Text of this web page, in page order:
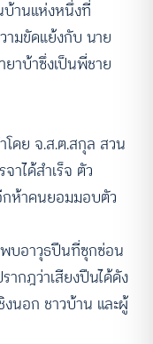
บ้านแห่งหนึ่งที่
ามขัดแย้งกับ นาย
าบ้าซึ่งเป็นพี่ชาย
โดย จ.ส.ต.สกุล สวน
าได้สำเร็จ ตัว
ห้าคนยอมมอบตัว
พบอาวุธปืนที่ซุกซ่อน
กฎว่าเสียงปืนได้ดัง
นอก ชาวบ้าน และผู้